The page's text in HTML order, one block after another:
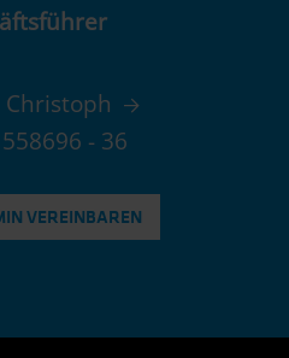
Christoph
- 36
VEREINBAREN